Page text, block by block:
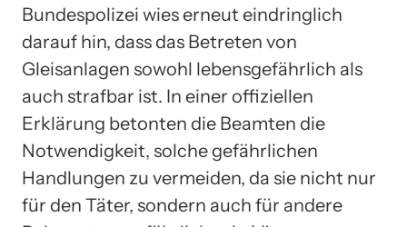
Bundespolizei wies erneut eindringlich
darauf hin, dass das Betreten von
Gleisanlagen sowohl lebensgefährlich als
auch strafbar ist. In einer offiziellen
Erklärung betonten die Beamten die
Notwendigkeit, solche gefährlichen
Handlungen zu vermeiden, da sie nicht nur
für den Täter, sondern auch für andere